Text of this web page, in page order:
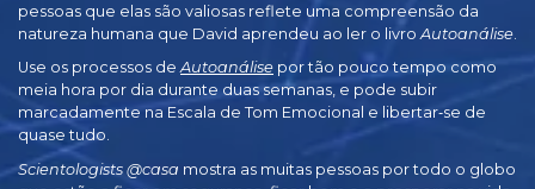
pessoas que elas são valiosas reflete uma compreensão da
natureza humana que David aprendeu ao ler o livro Autoanálise
Use os processos deAutoanálise por tão pouco tempo como
meia hora por dia durante duas semanas, e pode subir
marcadamente na Escala de Tom Emocional e libertar‑se de
quase tudo.
Scientologists @casa mostra as muitas pessoas por todo o globo